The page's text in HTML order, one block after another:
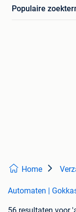
Populaire
Home
Automaten |